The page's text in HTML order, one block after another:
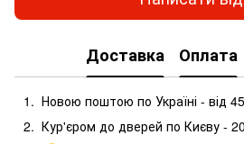
Доставка Оплата
Новою поштою по Україні - від
Кур'єром до дверей по Києву -